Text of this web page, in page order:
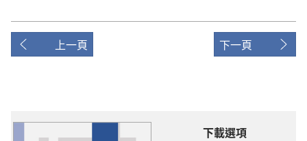
上一頁 下一頁
下載選項